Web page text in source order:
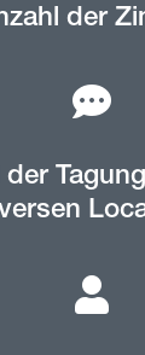
der
der